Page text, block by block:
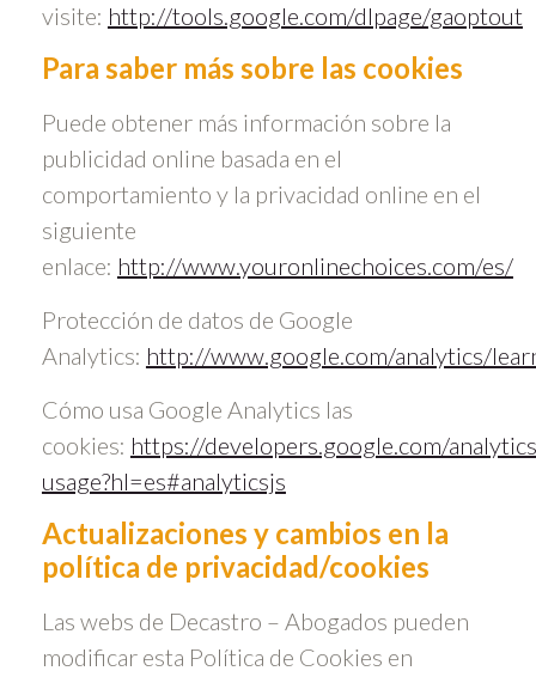
visite: http://tools.google.com/dlpage/gaoptout
Para saber más sobre las cookies
Puede obtener más información sobre la
publicidad online basada en el
comportamiento y la privacidad online en el
siguiente
enlace: http://www.youronlinechoices.com/es/
Protección de datos de Google
Analytics: http://www.google.com/analytics/
Cómo usa Google Analytics las
cookies: https://developers.google.com/
usage?hl=es#analyticsjs
Actualizaciones y cambios en la
política de privacidad/cookies
Las webs de Decastro – Abogados pueden
modificar esta Política de Cookies en